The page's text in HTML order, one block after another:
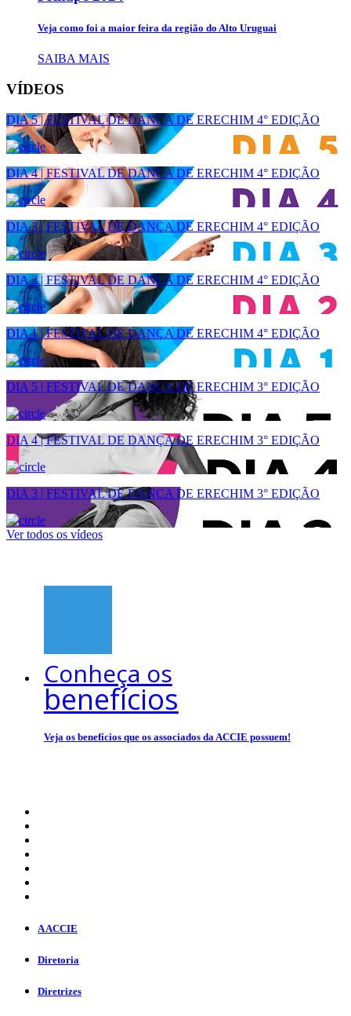
Veja como foi a maior feira da região do Alto Uruguai
SAIBA MAIS
VÍDEOS
DIA 5 | FESTIVAL DE DANÇA DE ERECHIM 4° EDIÇÃO
DIA 4 | FESTIVAL DE DANÇA DE ERECHIM 4° EDIÇÃO
DIA 3 | FESTIVAL DE DANÇA DE ERECHIM 4° EDIÇÃO
DIA 2 | FESTIVAL DE DANÇA DE ERECHIM 4° EDIÇÃO
DIA 1 | FESTIVAL DE DANÇA DE ERECHIM 4° EDIÇÃO
DIA 5 | FESTIVAL DE DANÇA DE ERECHIM 3° EDIÇÃO
DIA 4 | FESTIVAL DE DANÇA DE ERECHIM 3° EDIÇÃO
DIA 3 | FESTIVAL DE DANÇA DE ERECHIM 3° EDIÇÃO
Ver todos os vídeos
Conheça os
benefícios
Veja os benefícios que os associados da ACCIE possuem!
A ACCIE
Diretoria
Diretrizes